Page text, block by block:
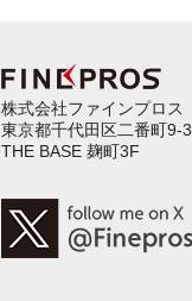
株式会社ファインプロス
東京都千代田区二番町9-3
THE BASE 麹町3F